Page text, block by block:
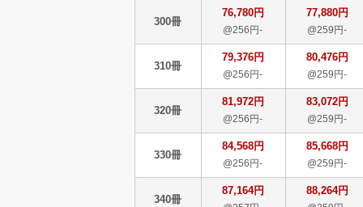
300冊
76,780円
@256円-
77,880円
@259円-
310冊
79,376円
@256円-
80,476円
@259円-
320冊
81,972円
@256円-
83,072円
@259円-
330冊
84,568円
@256円-
85,668円
@259円-
340冊
87,164円 88,264円